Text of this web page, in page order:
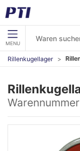
MENU
Rillenkugellager